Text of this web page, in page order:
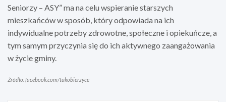
Seniorzy – ASY” ma na celu wspieranie starszych
mieszkańców w sposób, który odpowiada na ich
indywidualne potrzeby zdrowotne, społeczne i opiekuńcze, a
tym samym przyczynia się do ich aktywnego zaangażowania
w życie gminy.
Źródło: facebook.com/tukobierzyce